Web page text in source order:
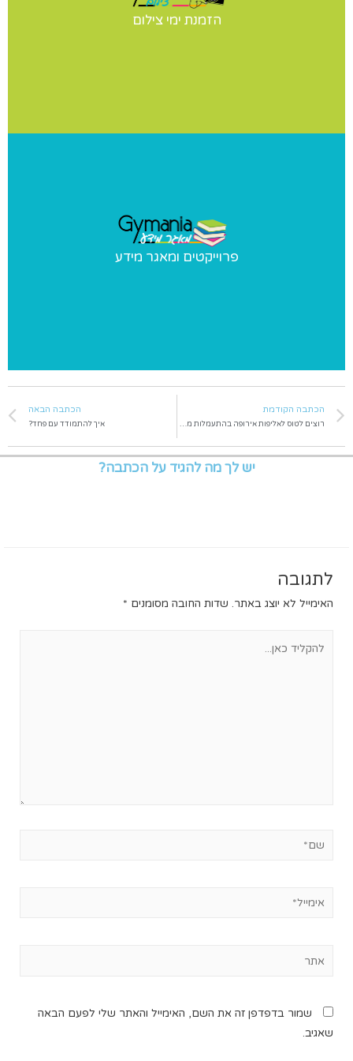
הזמנת ימי צילום
יש לכם תחרות? הופעה? מעוניינים בצילומי סטודיו לנבחרת
פרוייקטים ומאגר מידע
פרוייקטים ומאגר מידע
פרוייקטים מיוחדים שאנו מבצעים ומאגר מידע בנושאי התעמלות
הכתבה הקודמת
רוצים לטוס לאליפות אירופה בהתעמלות מכשירים?
הכתבה הבאה
איך להתמודד עם פחד?
יש לך מה להגיד על הכתבה?
לתגובה
האימייל לא יוצג באתר. שדות החובה מסומנים *
שמור בדפדפן זה את השם, האימייל והאתר שלי לפעם הבאה
שאגיב.